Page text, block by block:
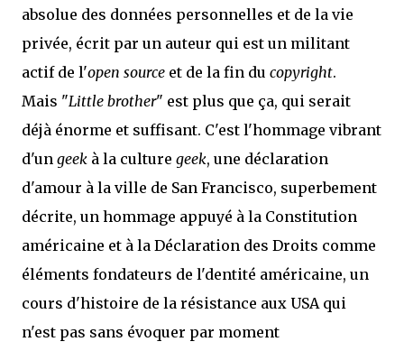
absolue des données personnelles et de la vie
privée, écrit par un auteur qui est un militant
actif de l'open source et de la fin du copyright.
Mais "Little brother" est plus que ça, qui serait
déjà énorme et suffisant. C'est l'hommage vibrant
d'un geek à la culture geek, une déclaration
d'amour à la ville de San Francisco, superbement
décrite, un hommage appuyé à la Constitution
américaine et à la Déclaration des Droits comme
éléments fondateurs de l'dentité américaine, un
cours d'histoire de la résistance aux USA qui
n'est pas sans évoquer par moment